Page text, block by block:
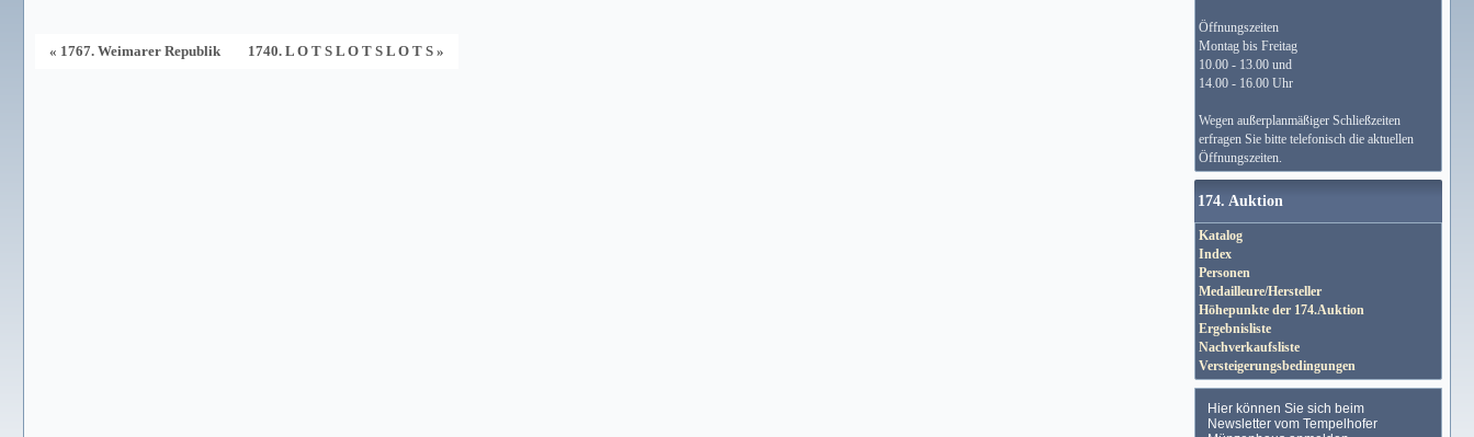
« 1767. Weimarer Republik 1740. L O T S L O T S L O T S »
Öffnungszeiten
Montag bis Freitag
10.00 - 13.00 und
14.00 - 16.00 Uhr
Wegen außerplanmäßiger Schließzeiten
erfragen Sie bitte telefonisch die aktuellen
Öffnungszeiten.
174. Auktion
Katalog
Index
Personen
Medailleure/Hersteller
Höhepunkte der 174.Auktion
Ergebnisliste
Nachverkaufsliste
Versteigerungsbedingungen